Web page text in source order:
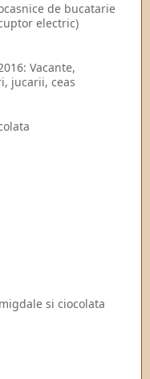
de bucatarie
electric)
Vacante,
jucarii, ceas
si ciocolata